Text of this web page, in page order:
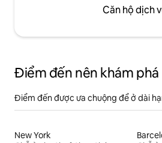
Căn hộ dịch
Điểm đến nên khám phá
Điểm đến được ưa chuộng để ở dài
New York